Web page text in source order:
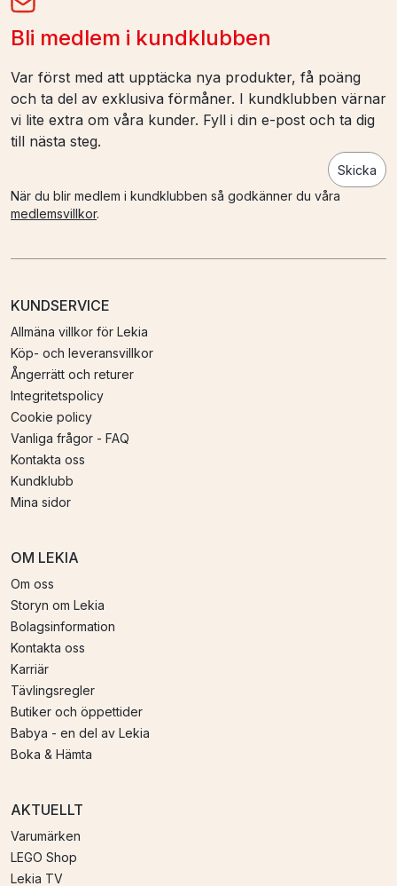
Bli medlem i kundklubben
Var först med att upptäcka nya produkter, få poäng
och ta del av exklusiva förmåner. I kundklubben värnar
vi lite extra om våra kunder. Fyll i din e-post och ta dig
till nästa steg.
Skicka
När du blir medlem i kundklubben så godkänner du våra
medlemsvillkor.
KUNDSERVICE
Allmäna villkor för Lekia
Köp- och leveransvillkor
Ångerrätt och returer
Integritetspolicy
Cookie policy
Vanliga frågor - FAQ
Kontakta oss
Kundklubb
Mina sidor
OM LEKIA
Om oss
Storyn om Lekia
Bolagsinformation
Kontakta oss
Karriär
Tävlingsregler
Butiker och öppettider
Babya - en del av Lekia
Boka & Hämta
AKTUELLT
Varumärken
LEGO Shop
Lekia TV